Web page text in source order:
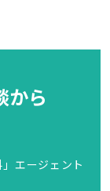
から
エージェント